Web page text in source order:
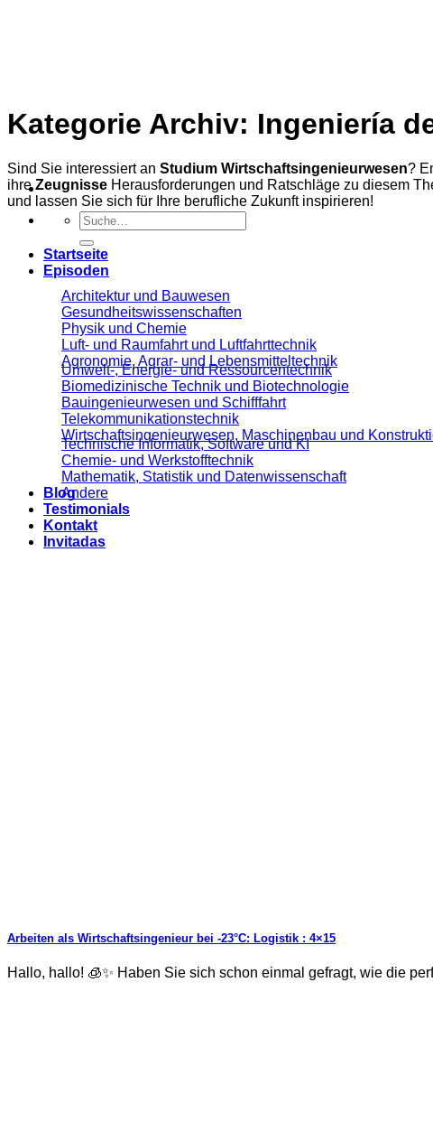
Startseite
Episoden
Architektur und Bauwesen
Gesundheitswissenschaften
Physik und Chemie
Luft- und Raumfahrt und Luftfahrttechnik
Agronomie, Agrar- und Lebensmitteltechnik
Umwelt-, Energie- und Ressourcentechnik
Biomedizinische Technik und Biotechnologie
Bauingenieurwesen und Schifffahrt
Telekommunikationstechnik
Wirtschaftsingenieurwesen, Maschinenbau und
Technische Informatik, Software und KI
Chemie- und Werkstofftechnik
Mathematik, Statistik und Datenwissenschaft
Andere
Blog
Testimonials
Kontakt
Invitadas
Kategorie Archiv: Ingeniería
Sind Sie interessiert an Studium Wirtschaftsingenieurwesen?
ihreZeugnisse Herausforderungen und Ratschläge zu diesem
und lassen Sie sich für Ihre berufliche Zukunft inspirieren!
Arbeiten als Wirtschaftsingenieur bei -23°C: Logistik : 4×15
Hallo, hallo! 🧊✨ Haben Sie sich schon einmal gefragt, wie die